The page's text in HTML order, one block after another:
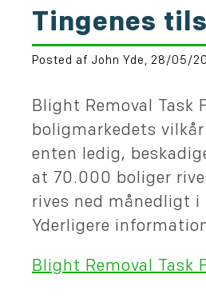
Tingenes
Posted af John Yde, 28/05/
Blight Removal Task
boligmarkedets
enten ledig,
at 70.000 boliger
rives ned månedligt i
Yderligere
Blight Removal Task